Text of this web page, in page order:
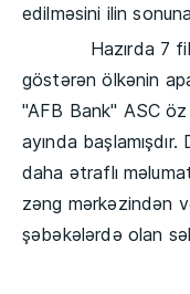
edilməsini ilin
Hazırda 7 filial
göstərən ölkənin
"AFB Bank" ASC
ayında
daha ətraflı
zəng mərkəzindən
şəbəkələrdə olan